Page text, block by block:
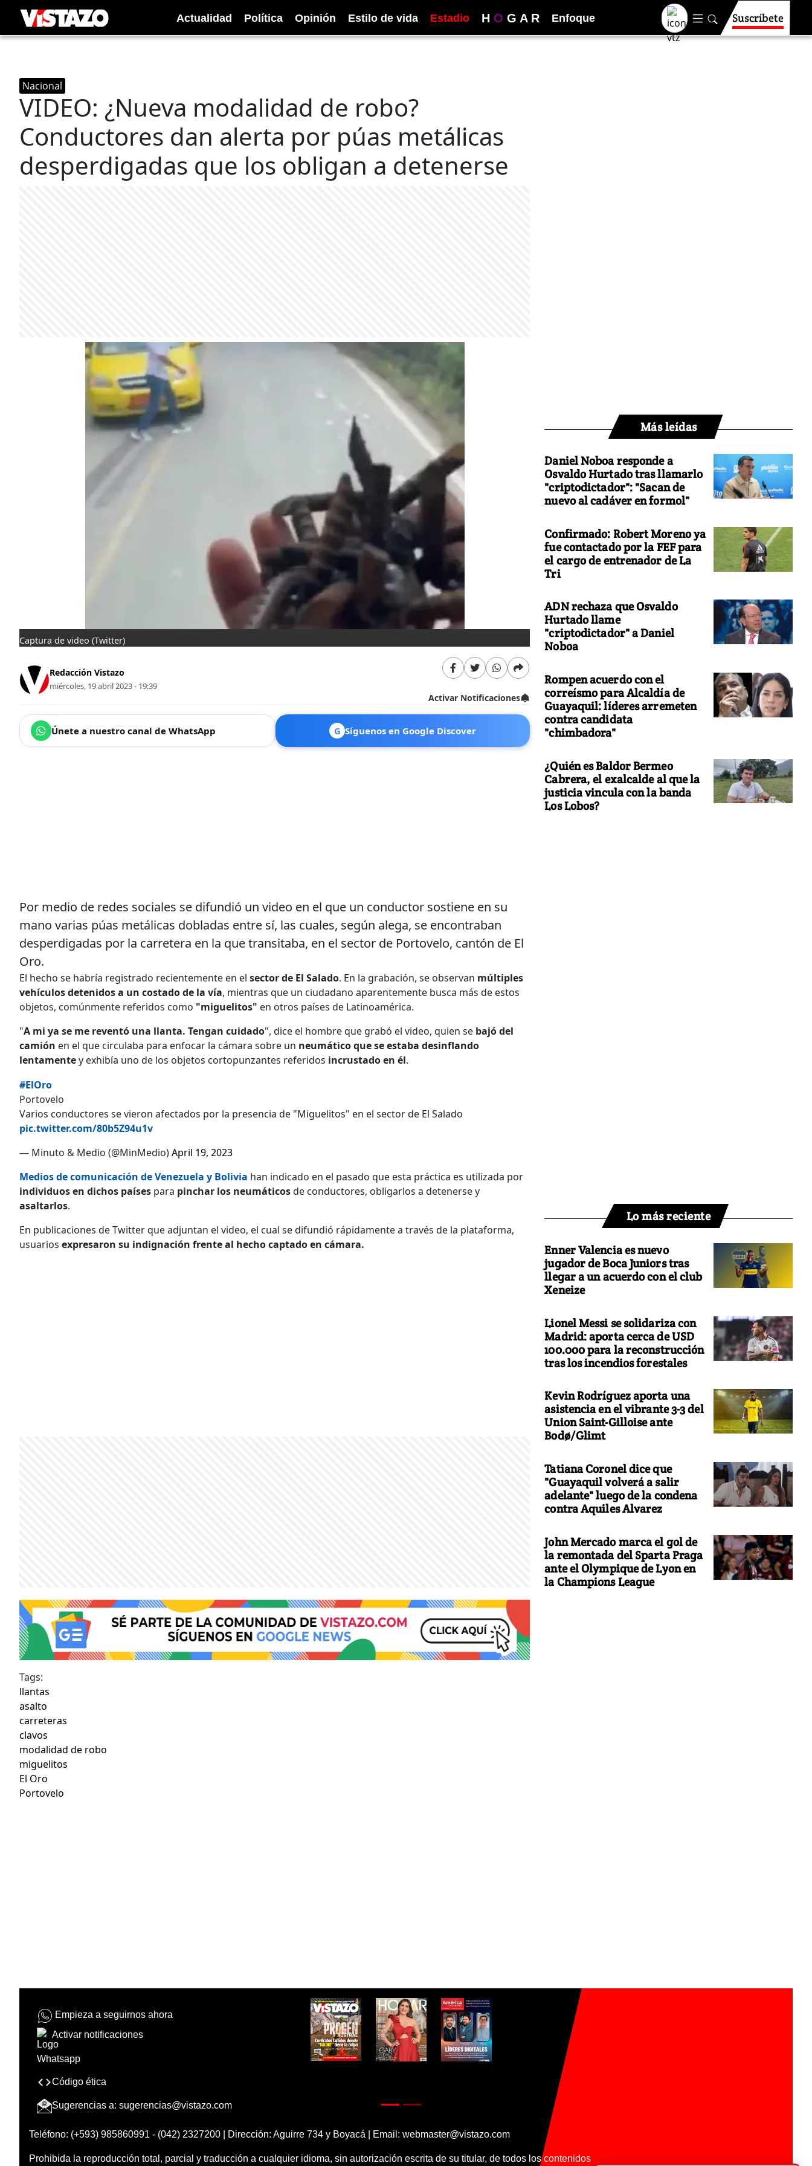
Actualidad Política Opinión Estilo de vida Estadio H O G A R Enfoque Suscríbete
Nacional
VIDEO: ¿Nueva modalidad de robo?
Conductores dan alerta por púas metálicas
desperdigadas que los obligan a detenerse
Captura de video (Twitter)
Redacción Vistazo
miércoles, 19 abril 2023 - 19:39
Activar Notificaciones
Únete a nuestro canal de WhatsApp G Síguenos en Google Discover
Por medio de redes sociales se difundió un video en el que un conductor sostiene en su
mano varias púas metálicas dobladas entre sí, las cuales, según alega, se encontraban
desperdigadas por la carretera en la que transitaba, en el sector de Portovelo, cantón de El
Oro.
El hecho se habría registrado recientemente en el sector de El Salado. En la grabación, se observan múltiples
vehículos detenidos a un costado de la vía, mientras que un ciudadano aparentemente busca más de estos
objetos, comúnmente referidos como "miguelitos" en otros países de Latinoamérica.
"A mi ya se me reventó una llanta. Tengan cuidado", dice el hombre que grabó el video, quien se bajó del
camión en el que circulaba para enfocar la cámara sobre un neumático que se estaba desinflando
lentamentey exhibía uno de los objetos cortopunzantes referidos incrustado en él.
#ElOro
Portovelo
Varios conductores se vieron afectados por la presencia de "Miguelitos" en el sector de El Salado
pic.twitter.com/80b5Z94u1v
— Minuto & Medio (@MinMedio)April 19, 2023
Medios de comunicación de Venezuela y Bolivia han indicado en el pasado que esta práctica es utilizada por
individuos en dichos países para pinchar los neumáticosde conductores, obligarlos a detenerse y
asaltarlos.
En publicaciones de Twitter que adjuntan el video, el cual se difundió rápidamente a través de la plataforma,
usuarios expresaron su indignación frente al hecho captado en cámara.
Tags:
llantas
asalto
carreteras
clavos
modalidad de robo
miguelitos
El Oro
Portovelo
Más leídas
Daniel Noboa responde a
Osvaldo Hurtado tras llamarlo
"criptodictador": "Sacan de
nuevo al cadáver en formol"
Confirmado: Robert Moreno ya
fue contactado por la FEF para
el cargo de entrenador de La
Tri
ADN rechaza que Osvaldo
Hurtado llame
"criptodictador" a Daniel
Noboa
Rompen acuerdo con el
correísmo para Alcaldía de
Guayaquil: líderes arremeten
contra candidata
"chimbadora"
¿Quién es Baldor Bermeo
Cabrera, el exalcalde al que la
justicia vincula con la banda
Los Lobos?
Lo más reciente
Enner Valencia es nuevo
jugador de Boca Juniors tras
llegar a un acuerdo con el club
Xeneize
Lionel Messi se solidariza con
Madrid: aporta cerca de USD
100.000 para la reconstrucción
tras los incendios forestales
Kevin Rodríguez aporta una
asistencia en el vibrante 3-3 del
Union Saint-Gilloise ante
Bodø/Glimt
Tatiana Coronel dice que
"Guayaquil volverá a salir
adelante" luego de la condena
contra Aquiles Alvarez
John Mercado marca el gol de
la remontada del Sparta Praga
ante el Olympique de Lyon en
la Champions League
Empieza a seguirnos ahora
Activar notificaciones
Código ética
Sugerencias a: sugerencias@vistazo.com
Teléfono: (+593) 985860991 - (042) 2327200 | Dirección: Aguirre 734 y Boyacá | Email: webmaster@vistazo.com
Prohibida la reproducción total, parcial y traducción a cualquier idioma, sin autorización escrita de su titular, de todos los contenidos